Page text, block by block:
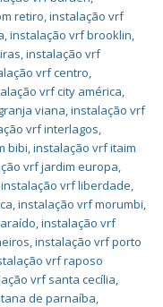
retiro,instalação vrf
,instalação vrf brooklin,
,instalação vrf
vrf centro,
vrf city américa,
viana,instalação vrf
vrf interlagos,
bibi,instalação vrf itaim
vrf jardim europa,
instalação vrf liberdade,
,instalação vrf morumbi,
,instalação vrf
,instalação vrf porto
vrf raposo
vrf santa cecília,
de parnaíba,